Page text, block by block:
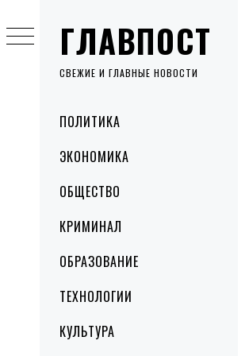
ГЛАВПОСТ
СВЕЖИЕ И ГЛАВНЫЕ НОВОСТИ
MenuПОЛИТИКА
ЭКОНОМИКА
ОБЩЕСТВО
КРИМИНАЛ
ОБРАЗОВАНИЕ
ТЕХНОЛОГИИ
КУЛЬТУРА
to
content